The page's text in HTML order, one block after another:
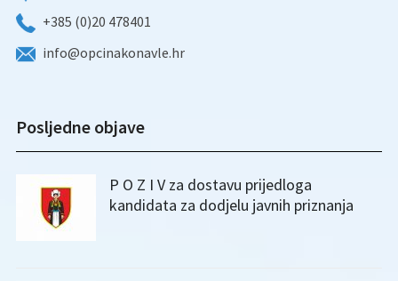
+385 (0)20 478401
info@opcinakonavle.hr
Posljedne objave
P O Z I V za dostavu prijedloga
kandidata za dodjelu javnih priznanja